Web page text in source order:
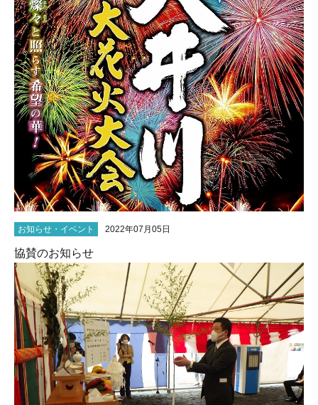
お知らせ・イベント 2022年07月05日
協賛のお知らせ